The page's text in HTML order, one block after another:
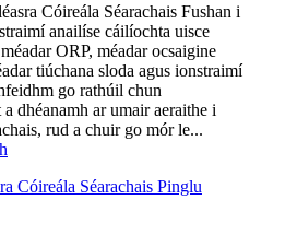
Cóireála Séarachais Fushan i
anailíse cáilíochta uisce
ORP, méadar ocsaigine
tiúchana sloda agus ionstraimí
go rathúil chun
dhéanamh ar umair aeraithe i
rud a chuir go mór le...